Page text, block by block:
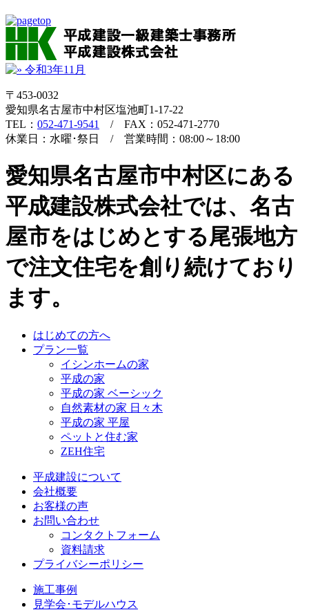
〒453-0032
愛知県名古屋市中村区塩池町1-17-22
TEL： 052-471-9541
/ FAX：052-471-2770
休業日：水曜･祭日 / 営業時間：08:00～18:00
愛知県名古屋市中村区にある
平成建設株式会社では、名古
屋市をはじめとする尾張地方
で注文住宅を創り続けており
ます。
はじめての方へ
プラン一覧
イシンホームの家
平成の家
平成の家 ベーシック
自然素材の家 日々木
平成の家 平屋
ペットと住む家
ZEH住宅
平成建設について
会社概要
お客様の声
お問い合わせ
コンタクトフォーム
資料請求
プライバシーポリシー
施工事例
見学会･モデルハウス